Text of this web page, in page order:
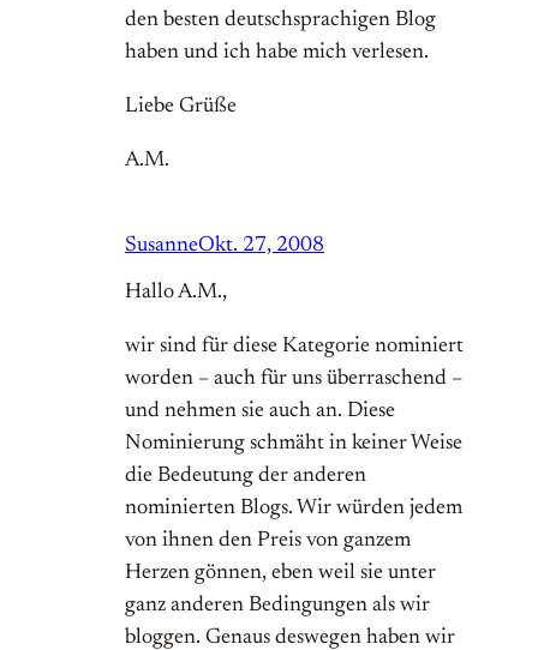
den besten deutschsprachigen Blog
haben und ich habe mich verlesen.
Liebe Grüße
A.M.
SusanneOkt. 27, 2008
Hallo A.M.,
wir sind für diese Kategorie nominiert
worden – auch für uns überraschend –
und nehmen sie auch an. Diese
Nominierung schmäht in keiner Weise
die Bedeutung der anderen
nominierten Blogs. Wir würden jedem
von ihnen den Preis von ganzem
Herzen gönnen, eben weil sie unter
ganz anderen Bedingungen als wir
bloggen. Genaus deswegen haben wir